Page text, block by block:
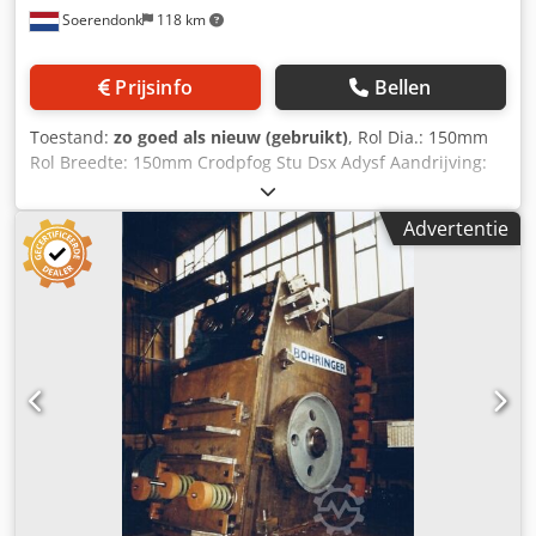
Soerendonk 118 km
Prijsinfo Bellen
Toestand: zo goed als nieuw (gebruikt), Rol Dia.: 150mm
Rol Breedte: 150mm Crodpfog Stu Dsx Adysf Aandrijving:
Advertentie